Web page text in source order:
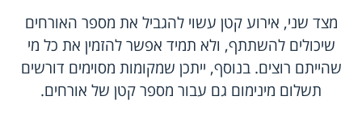
מצד שני, אירוע קטן עשוי להגביל את מספר האורחים
שיכולים להשתתף, ולא תמיד אפשר להזמין את כל מי
שהייתם רוצים. בנוסף, ייתכן שמקומות מסוימים דורשים
תשלום מינימום גם עבור מספר קטן של אורחים.